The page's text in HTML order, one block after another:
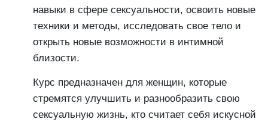
навыки в сфере сексуальности, освоить новые
техники и методы, исследовать свое тело и
открыть новые возможности в интимной
близости.
Курс предназначен для женщин, которые
стремятся улучшить и разнообразить свою
сексуальную жизнь, кто считает себя искусной